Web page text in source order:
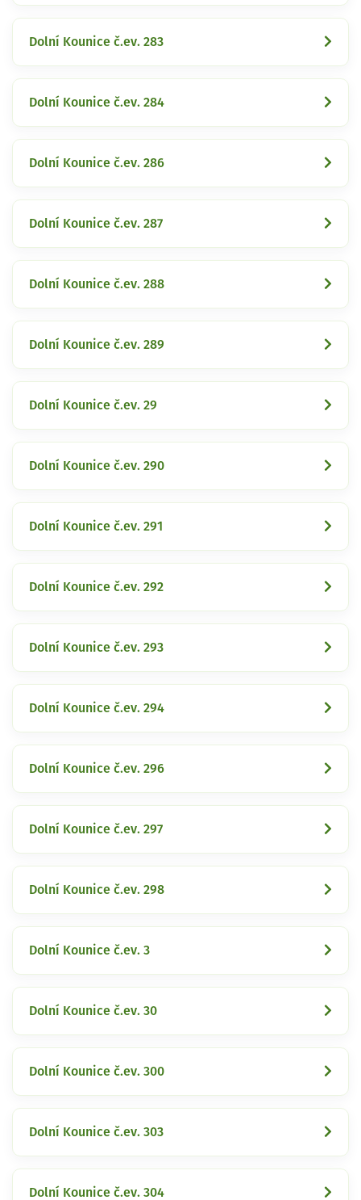
Dolní Kounice č.ev. 283
Dolní Kounice č.ev. 284
Dolní Kounice č.ev. 286
Dolní Kounice č.ev. 287
Dolní Kounice č.ev. 288
Dolní Kounice č.ev. 289
Dolní Kounice č.ev. 29
Dolní Kounice č.ev. 290
Dolní Kounice č.ev. 291
Dolní Kounice č.ev. 292
Dolní Kounice č.ev. 293
Dolní Kounice č.ev. 294
Dolní Kounice č.ev. 296
Dolní Kounice č.ev. 297
Dolní Kounice č.ev. 298
Dolní Kounice č.ev. 3
Dolní Kounice č.ev. 30
Dolní Kounice č.ev. 300
Dolní Kounice č.ev. 303
Dolní Kounice č.ev. 304